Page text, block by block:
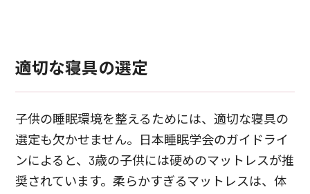
適切な寝具の選定
子供の睡眠環境を整えるためには、適切な寝具の
選定も欠かせません。日本睡眠学会のガイドライ
ンによると、3歳の子供には硬めのマットレスが推
奨されています。柔らかすぎるマットレスは、体